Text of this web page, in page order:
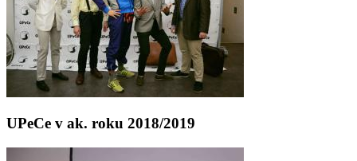
UPeCe v ak. roku 2018/2019